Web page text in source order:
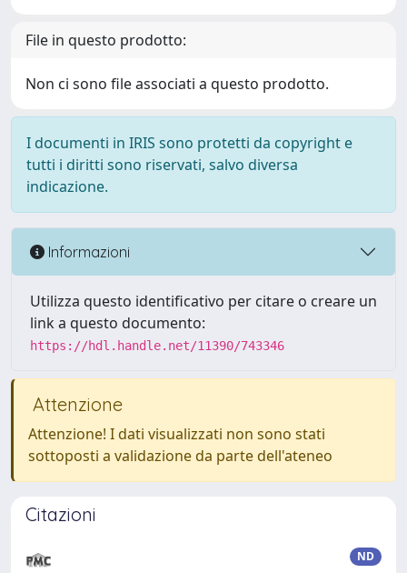
File in questo prodotto:
Non ci sono file associati a questo prodotto.
I documenti in IRIS sono protetti da copyright e
tutti i diritti sono riservati, salvo diversa
indicazione.
Informazioni
Utilizza questo identificativo per citare o creare un
link a questo documento:
https://hdl.handle.net/11390/743346
Attenzione
Attenzione! I dati visualizzati non sono stati
sottoposti a validazione da parte dell'ateneo
Citazioni
ND